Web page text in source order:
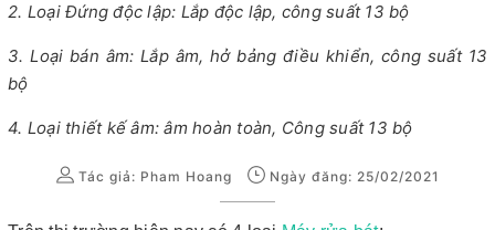
2. Loại Đứng độc lập: Lắp độc lập, công suất 13 bộ
3. Loại bán âm: Lắp âm, hở bảng điều khiển, công suất 13
bộ
4. Loại thiết kế âm: âm hoàn toàn, Công suất 13 bộ
Tác giả: Pham Hoang Ngày đăng: 25/02/2021